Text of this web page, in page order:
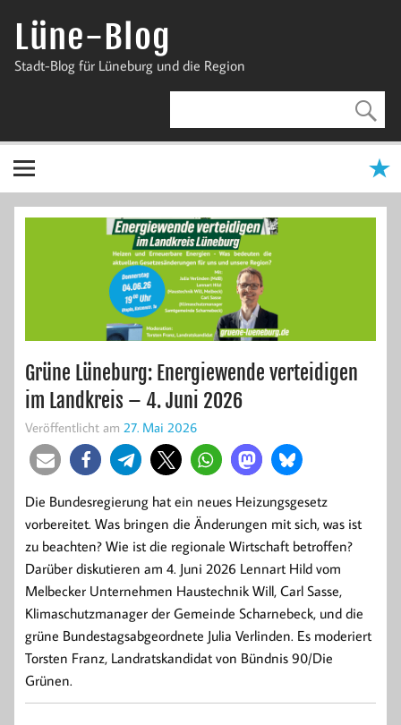
InhaltLüne-Blog
Stadt-Blog für Lüneburg und die Region
Grüne Lüneburg: Energiewende verteidigen
im Landkreis – 4. Juni 2026
Veröffentlicht am 27. Mai 2026
Die Bundesregierung hat ein neues Heizungsgesetz
vorbereitet. Was bringen die Änderungen mit sich, was ist
zu beachten? Wie ist die regionale Wirtschaft betroffen?
Darüber diskutieren am 4. Juni 2026 Lennart Hild vom
Melbecker Unternehmen Haustechnik Will, Carl Sasse,
Klimaschutzmanager der Gemeinde Scharnebeck, und die
grüne Bundestagsabgeordnete Julia Verlinden. Es moderiert
Torsten Franz, Landratskandidat von Bündnis 90/Die
Grünen.